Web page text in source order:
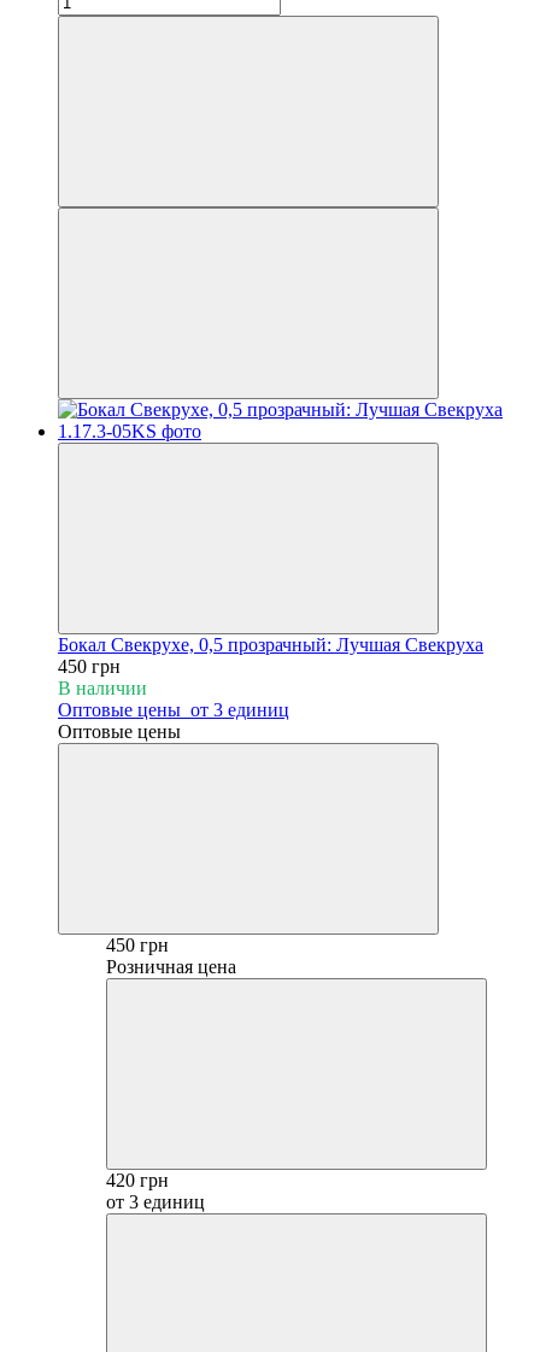
Бокал Свекрухе, 0,5 прозрачный: Лучшая Свекруха
450 грн
В наличии
Оптовые цены от 3 единиц
Оптовые цены
450 грн
Розничная цена
420 грн
от 3 единиц